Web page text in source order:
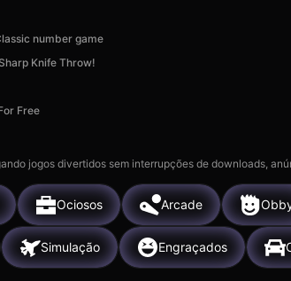
number game
Knife Throw!
Free
jogos divertidos sem interrupções de downloads,
Ociosos Arcade
Simulação Engraçados